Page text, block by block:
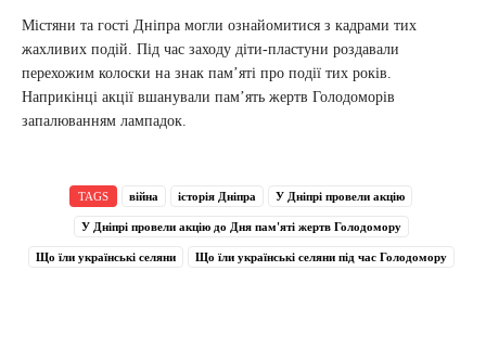
Містяни та гості Дніпра могли ознайомитися з кадрами тих
жахливих подій. Під час заходу діти-пластуни роздавали
перехожим колоски на знак пам’яті про події тих років.
Наприкінці акції вшанували пам’ять жертв Голодоморів
запалюванням лампадок.
TAGS війна історія Дніпра У Дніпрі провели акцію
У Дніпрі провели акцію до Дня пам'яті жертв Голодомору
Що їли українські селяни Що їли українські селяни під час Голодомору